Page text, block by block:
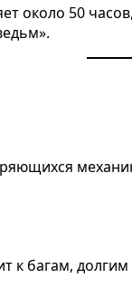
около 50
багам,